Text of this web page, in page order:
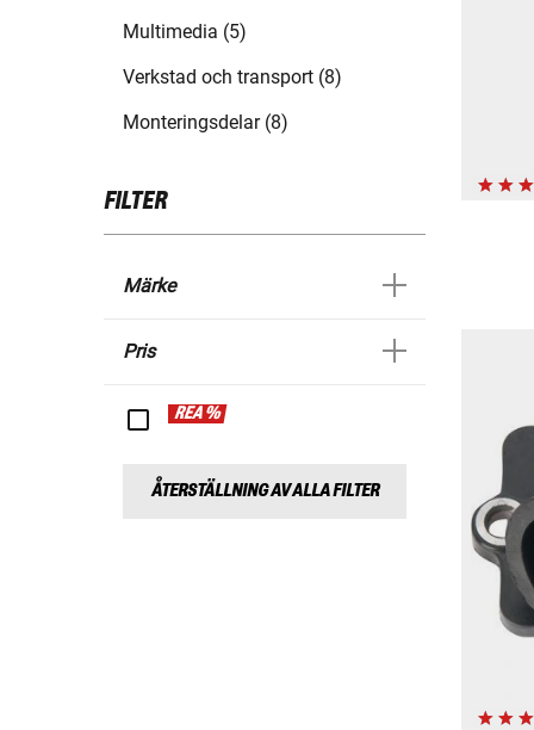
Multimedia (5)
Verkstad och transport (8)
Monteringsdelar (8)
FILTER
Märke
Pris
REA %
ÅTERSTÄLLNING AV ALLA FILTER